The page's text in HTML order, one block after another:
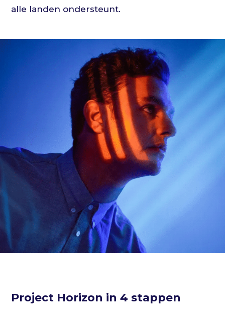
alle landen ondersteunt.
Project Horizon in 4 stappen